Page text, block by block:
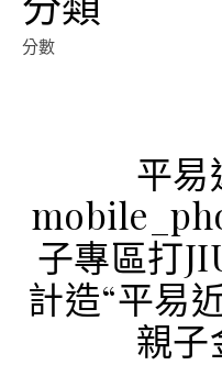
分數
平易
子專區打
計造“平易
親子